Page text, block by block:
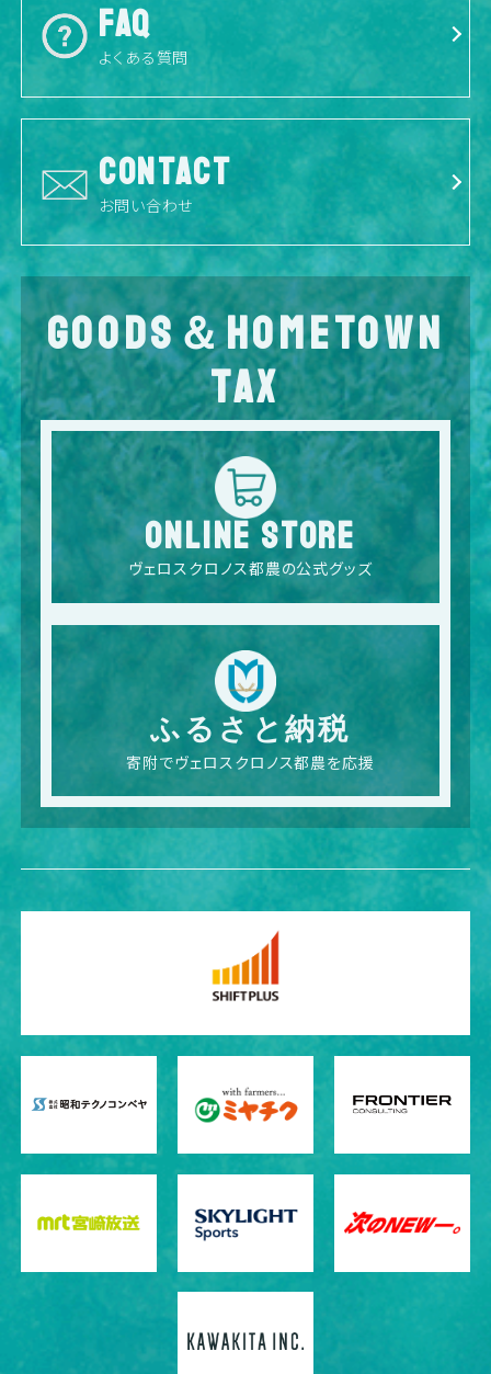
FAQ
よくある質問
CONTACT
お問い合わせ
GOODS＆HOMETOWN
TAX
ONLINE STORE
ヴェロスクロノス都農の公式グッズ
ふるさと納税
寄附でヴェロスクロノス都農を応援